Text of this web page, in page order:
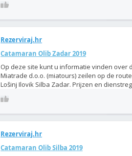
Rezerviraj.hr
Catamaran Olib Zadar 2019
Op deze site kunt u informatie vinden
Miatrade d.o.o. (miatours) zeilen op de
Lošinj Ilovik Silba Zadar. Prijzen en
Rezerviraj.hr
Catamaran Olib Silba 2019